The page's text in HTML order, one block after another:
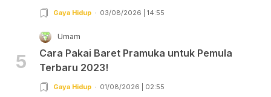
Gaya Hidup 03/08/2026 | 14:55
5
Umam
Cara Pakai Baret Pramuka untuk Pemula
Terbaru 2023!
Gaya Hidup 01/08/2026 | 02:55